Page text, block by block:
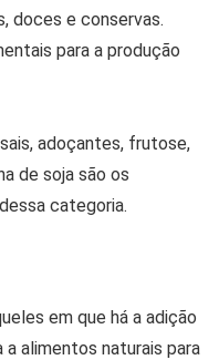
doces e conservas.
para a produção
adoçantes, frutose,
de soja são os
categoria.
em que há a adição
alimentos naturais para